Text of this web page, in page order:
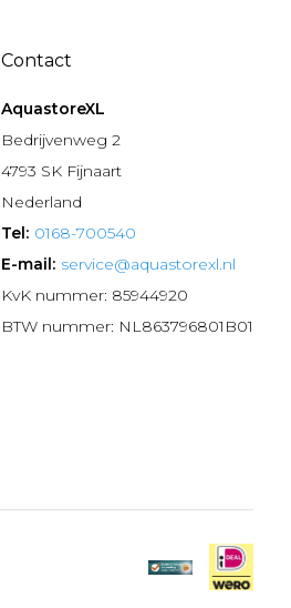
Contact
AquastoreXL
Bedrijvenweg 2
4793 SK Fijnaart
Nederland
Tel: 0168-700540
E-mail: service@aquastorexl.nl
KvK nummer: 85944920
BTW nummer: NL863796801B01